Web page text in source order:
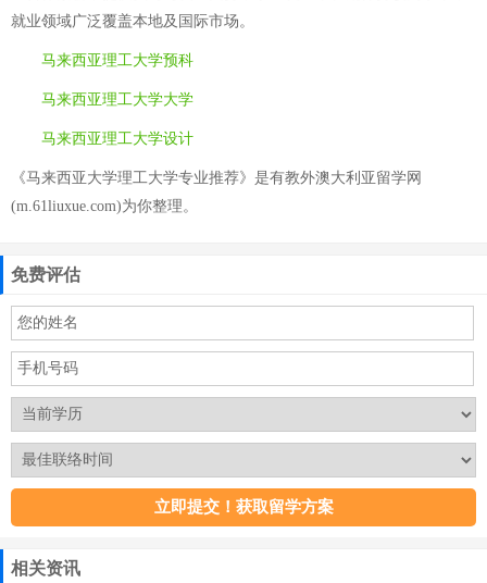
就业领域广泛覆盖本地及国际市场。
马来西亚理工大学预科
马来西亚理工大学大学
马来西亚理工大学设计
《马来西亚大学理工大学专业推荐》是有教外澳大利亚留学网
(m.61liuxue.com)为你整理。
免费评估
相关资讯